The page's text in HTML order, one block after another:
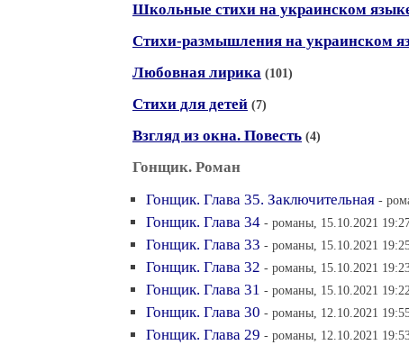
Школьные стихи на украинском
Стихи-размышления на украинском
Любовная лирика (101)
Стихи для детей (7)
Взгляд из окна. Повесть (4)
Гонщик. Роман
Гонщик. Глава 35. Заключительная -
Гонщик. Глава 34 - романы, 15.10.2021
Гонщик. Глава 33 - романы, 15.10.2021
Гонщик. Глава 32 - романы, 15.10.2021
Гонщик. Глава 31 - романы, 15.10.2021 19:22
Гонщик. Глава 30 - романы, 12.10.2021
Гонщик. Глава 29 - романы, 12.10.2021